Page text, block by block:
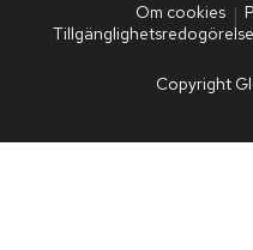
Om cookies
Tillgänglighetsredogörelse
Copyright